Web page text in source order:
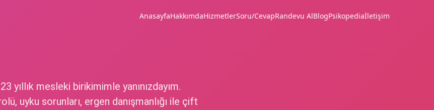
AnasayfaHakkımdaHizmetlerSoru/CevapRandevu AlBlogPsikopediaİletişim
yıllık mesleki birikimimle yanınızdayım.
uyku sorunları, ergen danışmanlığı ile çift